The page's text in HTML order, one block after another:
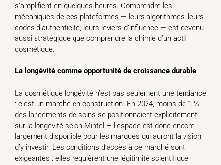
s’amplifient en quelques heures. Comprendre les
mécaniques de ces plateformes — leurs algorithmes, leurs
codes d’authenticité, leurs leviers d’influence — est devenu
aussi stratégique que comprendre la chimie d’un actif
cosmétique.
La longévité comme opportunité de croissance durable
La cosmétique longévité n’est pas seulement une tendance
: c’est un marché en construction. En 2024, moins de 1 %
des lancements de soins se positionnaient explicitement
sur la longévité selon Mintel — l’espace est donc encore
largement disponible pour les marques qui auront la vision
d’y investir. Les conditions d’accès à ce marché sont
exigeantes : elles requièrent une légitimité scientifique